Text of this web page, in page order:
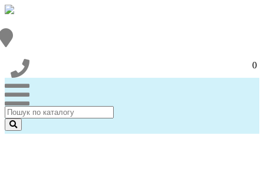
0